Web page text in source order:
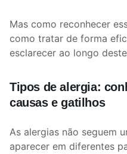
Mas como reconhecer
como tratar de forma
esclarecer ao longo
Tipos de alergia:
causas e gatilhos
As alergias não seguem
aparecer em diferentes